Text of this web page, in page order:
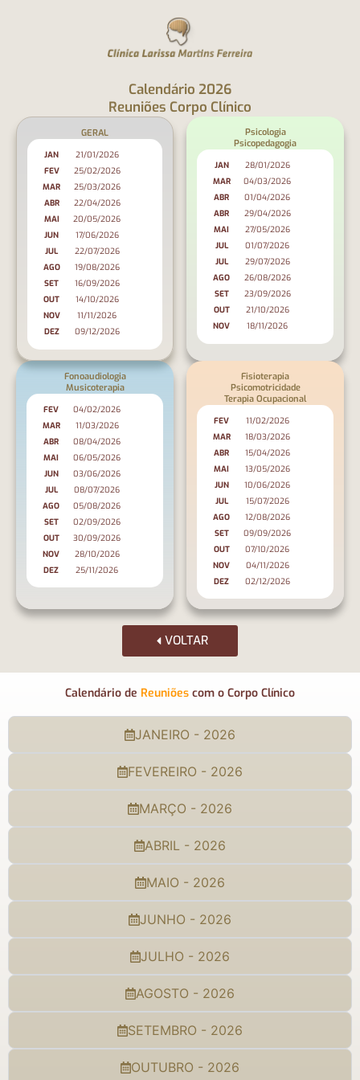
Calendário 2026
Reuniões Corpo Clínico
GERAL
JAN
FEV
MAR
ABR
MAI
JUN
JUL
AGO
SET
OUT
NOV
DEZ
21/01/2026
25/02/2026
25/03/2026
22/04/2026
20/05/2026
17/06/2026
22/07/2026
19/08/2026
16/09/2026
14/10/2026
11/11/2026
09/12/2026
Psicologia
Psicopedagogia
JAN
MAR
ABR
ABR
MAI
JUL
JUL
AGO
SET
OUT
NOV
28/01/2026
04/03/2026
01/04/2026
29/04/2026
27/05/2026
01/07/2026
29/07/2026
26/08/2026
23/09/2026
21/10/2026
18/11/2026
Fonoaudiologia
Musicoterapia
FEV
MAR
ABR
MAI
JUN
JUL
AGO
SET
OUT
NOV
DEZ
04/02/2026
11/03/2026
08/04/2026
06/05/2026
03/06/2026
08/07/2026
05/08/2026
02/09/2026
30/09/2026
28/10/2026
25/11/2026
Fisioterapia
Psicomotricidade
Terapia Ocupacional
FEV
MAR
ABR
MAI
JUN
JUL
AGO
SET
OUT
NOV
DEZ
11/02/2026
18/03/2026
15/04/2026
13/05/2026
10/06/2026
15/07/2026
12/08/2026
09/09/2026
07/10/2026
04/11/2026
02/12/2026
VOLTAR
Calendário de Reuniões com o Corpo Clínico
JANEIRO - 2026
FEVEREIRO - 2026
MARÇO - 2026
ABRIL - 2026
MAIO - 2026
JUNHO - 2026
JULHO - 2026
AGOSTO - 2026
SETEMBRO - 2026
OUTUBRO - 2026